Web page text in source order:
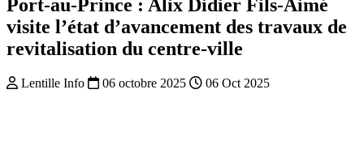
Port-au-Prince : Alix Didier Fils-Aimé
visite l’état d’avancement des travaux de
revitalisation du centre-ville
Lentille Info 06 octobre 2025 06 Oct 2025